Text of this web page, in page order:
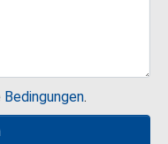
Bedingungen.